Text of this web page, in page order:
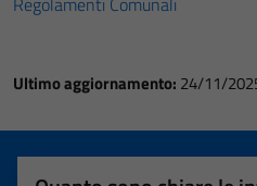
Ultimo aggiornamento: 24/11/